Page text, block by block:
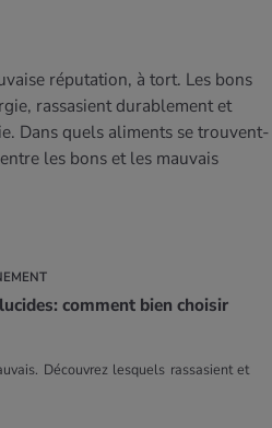
réputation, à tort. Les bons
rassasient durablement et
Dans quels aliments se trouvent-
les bons et les mauvais
comment bien choisir
Découvrez lesquels rassasient et